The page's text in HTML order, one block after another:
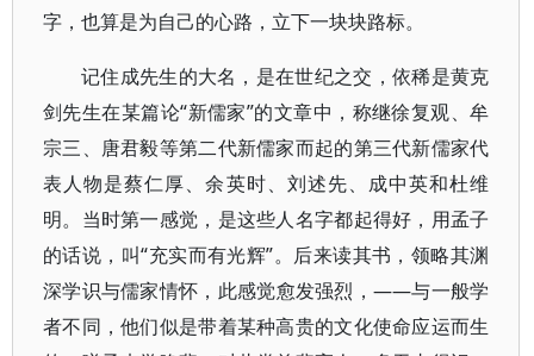
字，也算是为自己的心路，立下一块块路标。
记住成先生的大名，是在世纪之交，依稀是黄克
剑先生在某篇论“新儒家”的文章中，称继徐复观、牟
宗三、唐君毅等第二代新儒家而起的第三代新儒家代
表人物是蔡仁厚、余英时、刘述先、成中英和杜维
明。当时第一感觉，是这些人名字都起得好，用孟子
的话说，叫“充实而有光辉”。后来读其书，领略其渊
深学识与儒家情怀，此感觉愈发强烈，——与一般学
者不同，他们似是带着某种高贵的文化使命应运而生